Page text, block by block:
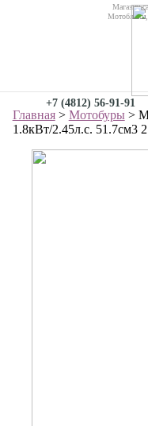
Магазин
Мотоблоки,
+7 (4812) 56-91-91
Главная> Мотобуры>
1.8кВт/2.45л.с. 51.7см3